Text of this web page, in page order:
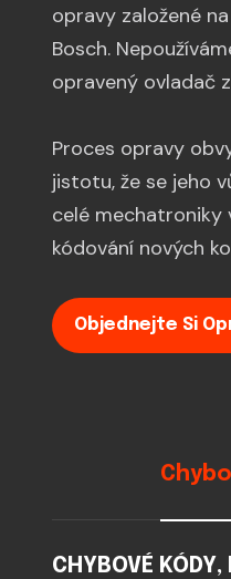
opravy založené
Bosch.
opravený ovladač
Proces opravy
jistotu, že se jeho
celé mechatroniky
kódování nových
Objednejte Si
CHYBOVÉ